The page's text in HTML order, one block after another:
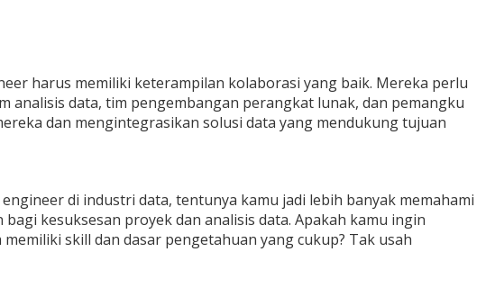
harus memiliki keterampilan kolaborasi yang baik. Mereka perlu
analisis data, tim pengembangan perangkat lunak, dan pemangku
dan mengintegrasikan solusi data yang mendukung tujuan
di industri data, tentunya kamu jadi lebih banyak memahami
kesuksesan proyek dan analisis data. Apakah kamu ingin
skill dan dasar pengetahuan yang cukup? Tak usah